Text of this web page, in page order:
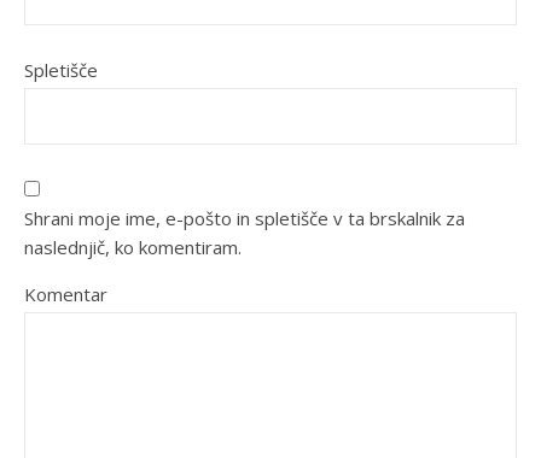
Spletišče
Shrani moje ime, e-pošto in spletišče v ta brskalnik za
naslednjič, ko komentiram.
Komentar